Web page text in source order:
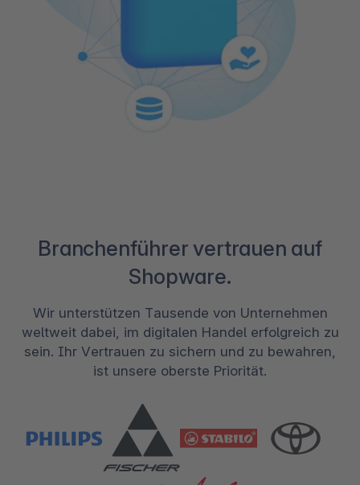
Branchenführer vertrauen auf
Shopware.
Wir unterstützen Tausende von Unternehmen
weltweit dabei, im digitalen Handel erfolgreich zu
sein. Ihr Vertrauen zu sichern und zu bewahren,
ist unsere oberste Priorität.